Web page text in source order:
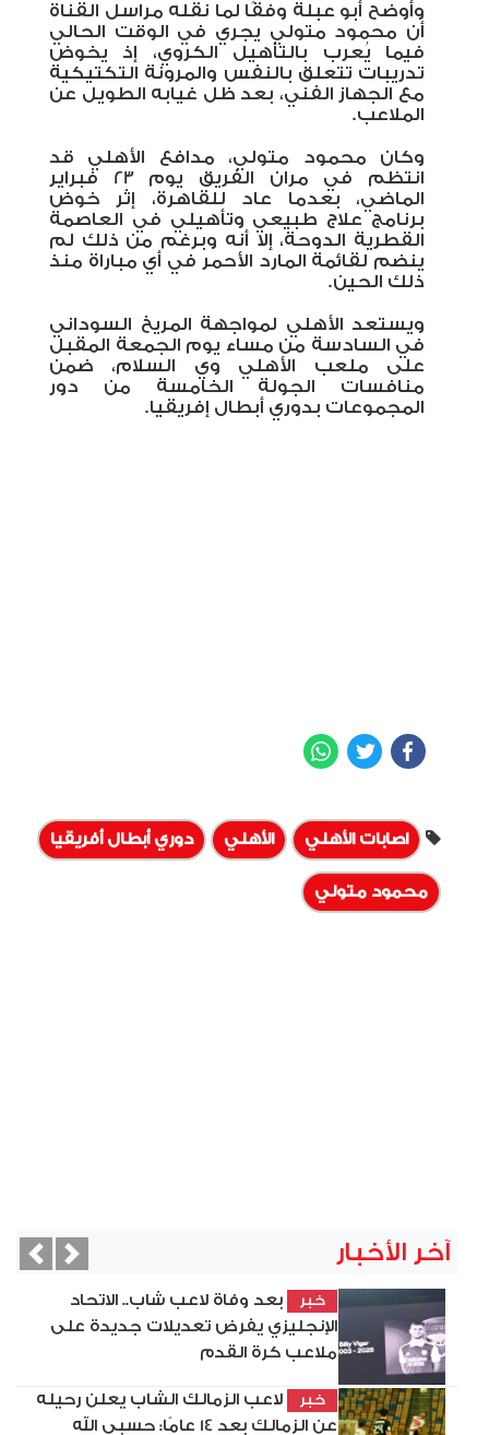
وأوضح أبو عبلة وفقًا لما نقله مراسل القناة
أن محمود متولي يجري في الوقت الحالي
فيما يُعرب بالتأهيل الكروي، إذ يخوض
تدريبات تتعلق بالنفس والمرونة التكتيكية
مع الجهاز الفني، بعد ظل غيابه الطويل عن
الملاعب.
وكان محمود متولي، مدافع الأهلي قد
انتظم في مران الفريق يوم 23 فبراير
الماضي، بعدما عاد للقاهرة، إثر خوض
برنامج علاج طبيعي وتأهيلي في العاصمة
القطرية الدوحة، إلا أنه وبرغم من ذلك لم
ينضم لقائمة المارد الأحمر في أي مباراة منذ
ذلك الحين.
ويستعد الأهلي لمواجهة المريخ السوداني
في السادسة من مساء يوم الجمعة المقبل
على ملعب الأهلي وي السلام، ضمن
منافسات الجولة الخامسة من دور
المجموعات بدوري أبطال إفريقيا.
Facebook
Twitter
اصابات الأهلي الأهلي دوري أبطال أفريقيا
محمود متولي
آخر الأخبار
خبر
بعد وفاة لاعب شاب.. الاتحاد
الإنجليزي يفرض تعديلات جديدة على
ملاعب كرة القدم
خبر
لاعب الزمالك الشاب يعلن رحيله
عن الزمالك بعد 14 عامًا: حسبي الله
Next